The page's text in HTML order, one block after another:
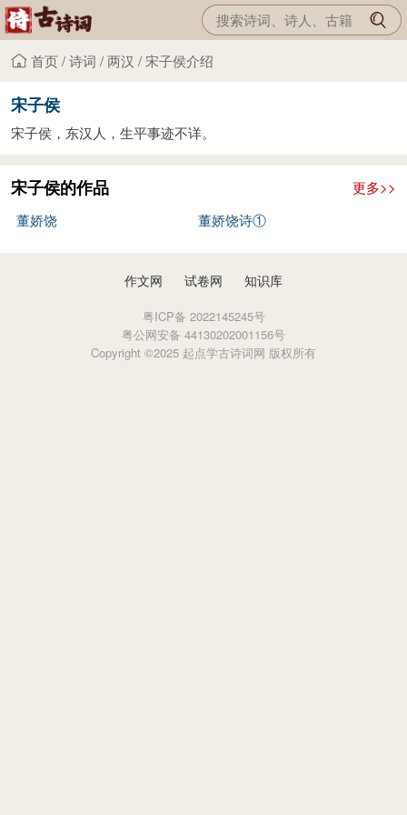
首页/诗词 /两汉 / 宋子侯介绍
宋子侯
宋子侯，东汉人，生平事迹不详。
宋子侯的作品
更多>>
董娇饶
董娇饶诗①
作文网 试卷网 知识库
粤ICP备 2022145245号
粤公网安备 44130202001156号
Copyright ©2025 起点学古诗词网 版权所有